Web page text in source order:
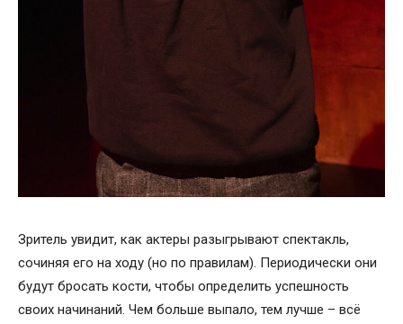
Зритель увидит, как актеры разыгрывают спектакль,
сочиняя его на ходу (но по правилам). Периодически они
будут бросать кости, чтобы определить успешность
своих начинаний. Чем больше выпало, тем лучше – всё